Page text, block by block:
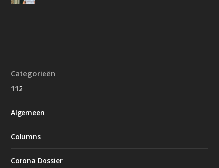
Categorieën
112
Algemeen
Columns
Corona Dossier